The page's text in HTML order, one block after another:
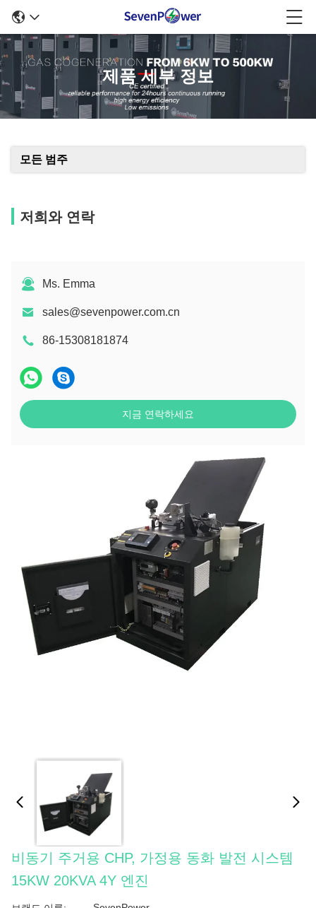
제품 세부 정보
모든 범주
저희와 연락
Ms. Emma
sales@sevenpower.com.cn
86-15308181874
지금 연락하세요
비동기 주거용 CHP, 가정용 동화 발전 시스템
15KW 20KVA 4Y 엔진